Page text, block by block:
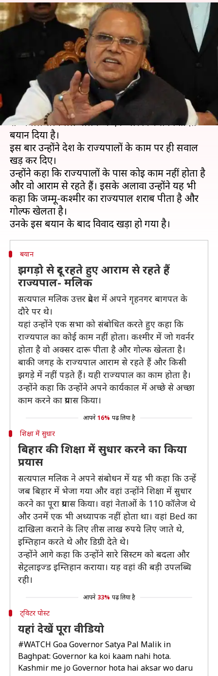
राज्यपालों के पास नहीं होता है कोई
काम, कश्मीर का राज्यपाल पीता है
शराब- सत्यपाल मलिक
भारत शर्मा Mar 16, 2020 02:41 pm
क्या है खबर?
गोवा के वर्तमान राज्यपाल और जम्मू-कश्मीर के पूर्व
राज्यपाल सत्यपाल मलिक ने एक बार फिर से विवादित
बयान दिया है।
इस बार उन्होंने देश के राज्यपालों के काम पर ही सवाल
खड़ कर दिए।
उन्होंने कहा कि राज्यपालों के पास कोई काम नहीं होता है
और वो आराम से रहते हैं। इसके अलावा उन्होंने यह भी
कहा कि जम्मू-कश्मीर का राज्यपाल शराब पीता है और
गोल्फ खेलता है।
बयान
झगड़ो से दूर रहते हुए आराम से रहते हैं
राज्यपाल- मलिक
सत्यपाल मलिक उत्तर प्रदेश में अपने गृहनगर बागपत के
दौरे पर थे।
यहां उन्होंने एक सभा को संबोधित करते हुए कहा कि
राज्यपाल का कोई काम नहीं होता। कश्मीर में जो गवर्नर
होता है वो अक्सर दारू पीता है और गोल्फ खेलता है।
बाकी जगह के राज्यपाल आराम से रहते हैं और किसी
झगड़े में नहीं पड़ते हैं। यही राज्यपाल का काम होता है।
उन्होंने कहा कि उन्होंने अपने कार्यकाल में अच्छे से अच्छा
काम करने का प्रयास किया।
आपने 16% पढ़ लिया है
शिक्षा में सुधार
बिहार की शिक्षा में सुधार करने का किया
प्रयास
सत्यपाल मलिक ने अपने संबोधन में यह भी कहा कि उन्हें
जब बिहार में भेजा गया और वहां उन्होंने शिक्षा में सुधार
करने का पूरा प्रयास किया। वहां नेताओं के 110 कॉलेज थे
और उनमें एक भी अध्यापक नहीं होता था। वहां Bed का
दाखिला कराने के लिए तीस लाख रुपये लिए जाते थे,
इम्तिहान करते थे और डिग्री देते थे।
उन्होंने आगे कहा कि उन्होंने सारे सिस्टम को बदला और
सेट्रलाइज्ड इम्तिहान कराया। यह वहां की बड़ी उपलब्धि
रही।
आपने 33% पढ़ लिया है
ट्विटर पोस्ट
यहां देखें पूरा वीडियो
#WATCH Goa Governor Satya Pal Malik in
Baghpat: Governor ka koi kaam nahi hota.
Kashmir me jo Governor hota hai aksar wo daru